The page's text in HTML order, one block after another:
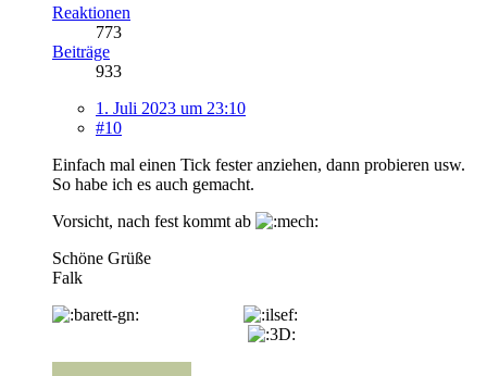
Reaktionen
773
Beiträge
933
1. Juli 2023 um 23:10
#10
Einfach mal einen Tick fester anziehen, dann probieren usw.
So habe ich es auch gemacht.
Vorsicht, nach fest kommt ab
Schöne Grüße
Falk